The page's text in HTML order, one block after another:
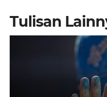
Tulisan